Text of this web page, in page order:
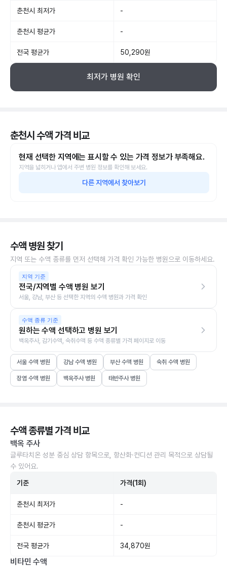
춘천시 최저가 -
춘천시 평균가 -
전국 평균가 50,290원
최저가 병원 확인
춘천시 수액 가격 비교
현재 선택한 지역에는 표시할 수 있는 가격 정보가 부족해요.
지역을 넓히거나 앱에서 주변 병원 정보를 확인해 보세요.
다른 지역에서 찾아보기
수액 병원 찾기
지역 또는 수액 종류를 먼저 선택해 가격 확인 가능한 병원으로 이동하세요.
지역 기준
전국/지역별 수액 병원 보기
서울, 강남, 부산 등 선택한 지역의 수액 병원과 가격 확인
수액 종류 기준
원하는 수액 선택하고 병원 보기
백옥주사, 감기수액, 숙취수액 등 수액 종류별 가격 페이지로 이동
서울 수액 병원 강남 수액 병원 부산 수액 병원 숙취 수액 병원
장염 수액 병원 백옥주사 병원 태반주사 병원
수액 종류별 가격 비교
백옥 주사
글루타치온 성분 중심 상담 항목으로, 항산화·컨디션 관리 목적으로 상담될
수 있어요.
기준 가격(1회)
춘천시 최저가 -
춘천시 평균가 -
전국 평균가 34,870원
비타민 수액